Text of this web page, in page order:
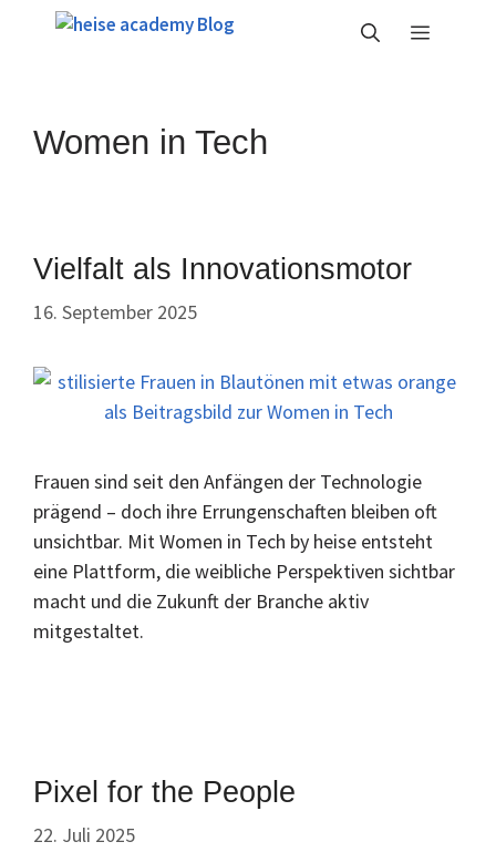
Menü
Women in Tech
Vielfalt als Innovationsmotor
16. September 2025
Frauen sind seit den Anfängen der Technologie
prägend – doch ihre Errungenschaften bleiben oft
unsichtbar. Mit Women in Tech by heise entsteht
eine Plattform, die weibliche Perspektiven sichtbar
macht und die Zukunft der Branche aktiv
mitgestaltet.
Pixel for the People
22. Juli 2025